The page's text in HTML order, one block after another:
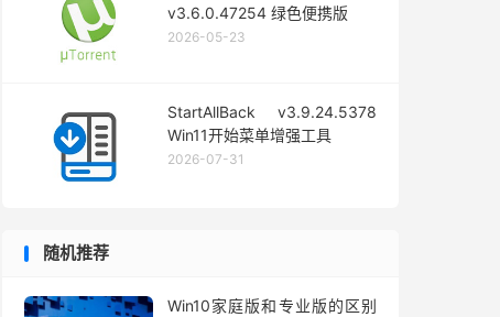
v3.6.0.47254 绿色便携版
2026-05-23
StartAllBack v3.9.24.5378
Win11开始菜单增强工具
2026-07-31
随机推荐
Win10家庭版和专业版的区别